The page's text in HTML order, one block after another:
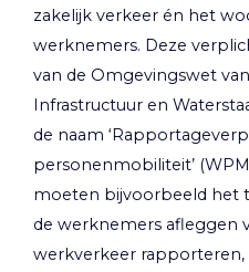
zakelijk verkeer én het
werknemers. Deze
van de Omgevingswet
Infrastructuur en
de naam
personenmobiliteit’
moeten bijvoorbeeld het
de werknemers afleggen
werkverkeer